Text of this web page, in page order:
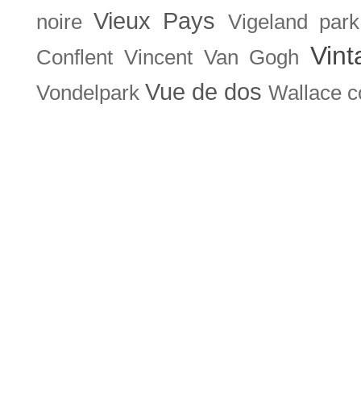
noire Vieux Pays
Vigeland park
Conflent Vincent Van Gogh
Vondelpark Vue de dos Wallace